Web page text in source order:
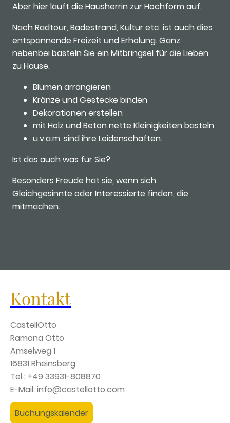
Aber hier läuft die Hausherrin zur Hochform auf.
Nach Radtour, Badestrand, Kultur etc. ist auch dies
entspannende Freizeit und Erholung. Ganz
nebenbei basteln Sie ein Mitbringsel für die Lieben
zu Hause.
Blumen arrangieren
Kränze und Gestecke binden
Dekorationen erstellen
mit Holz und Beton nette Kleinigkeiten basteln
u.v.a.m. sind ihre Leidenschaften.
Ist das auch was für Sie?
Besonders Freude hat sie, wenn sich
Gleichgesinnte oder Interessierte finden, die
mitmachen.
Kontakt
CastellOtto
Ramona Otto
Amselweg 1
16831 Rheinsberg
Tel.: +49 33931-808870
E-Mail: info@castellotto.com
Buchungskalender